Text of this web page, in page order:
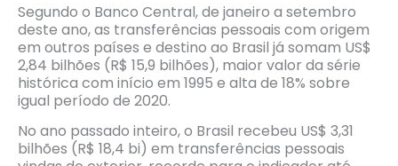
Segundo o Banco Central, de janeiro a setembro
deste ano, as transferências pessoais com origem
em outros países e destino ao Brasil já somam US$
2,84 bilhões (R$ 15,9 bilhões), maior valor da série
histórica com início em 1995 e alta de 18% sobre
igual período de 2020.
No ano passado inteiro, o Brasil recebeu US$ 3,31
bilhões (R$ 18,4 bi) em transferências pessoais